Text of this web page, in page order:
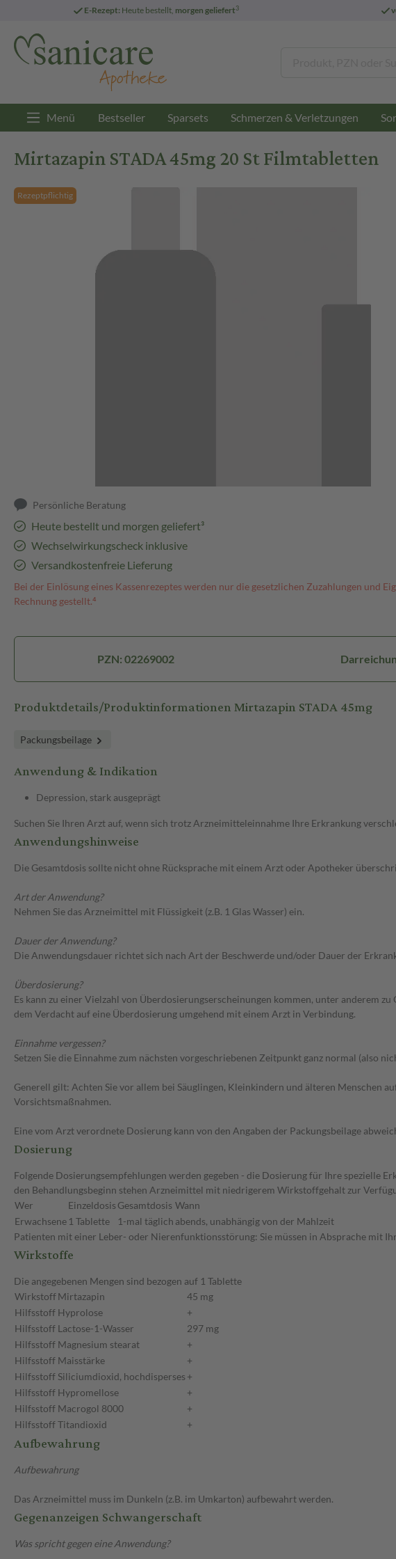
E-Rezept: Heute bestellt, morgen geliefert3
Menü Bestseller Sparsets Schmerzen & Verletzungen
Mirtazapin STADA 45mg 20 St Filmtabletten
Rezeptpflichtig
Persönliche Beratung
Heute bestellt und morgen geliefert³
Wechselwirkungscheck inklusive
Versandkostenfreie Lieferung
Bei der Einlösung eines Kassenrezeptes werden nur die gesetzlichen Zuzahlungen und
Rechnung gestellt.⁴
PZN: 02269002
Produktdetails/Produktinformationen Mirtazapin STADA 45mg
Packungsbeilage
Anwendung & Indikation
Depression, stark ausgeprägt
Suchen Sie Ihren Arzt auf, wenn sich trotz Arzneimitteleinnahme Ihre Erkrankung
Anwendungshinweise
Die Gesamtdosis sollte nicht ohne Rücksprache mit einem Arzt oder Apotheker
Art der Anwendung?
Nehmen Sie das Arzneimittel mit Flüssigkeit (z.B. 1 Glas Wasser) ein.
Dauer der Anwendung?
Die Anwendungsdauer richtet sich nach Art der Beschwerde und/oder Dauer der
Überdosierung?
Es kann zu einer Vielzahl von Überdosierungserscheinungen kommen, unter anderem
dem Verdacht auf eine Überdosierung umgehend mit einem Arzt in Verbindung.
Einnahme vergessen?
Setzen Sie die Einnahme zum nächsten vorgeschriebenen Zeitpunkt ganz normal (also
Generell gilt: Achten Sie vor allem bei Säuglingen, Kleinkindern und älteren Menschen
Vorsichtsmaßnahmen.
Eine vom Arzt verordnete Dosierung kann von den Angaben der Packungsbeilage
Dosierung
Folgende Dosierungsempfehlungen werden gegeben - die Dosierung für Ihre spezielle
den Behandlungsbeginn stehen Arzneimittel mit niedrigerem Wirkstoffgehalt zur
Wer
Einzeldosis Gesamtdosis Wann
Erwachsene 1 Tablette 1-mal täglich abends, unabhängig von der Mahlzeit
Patienten mit einer Leber- oder Nierenfunktionsstörung: Sie müssen in Absprache mit
Wirkstoffe
Die angegebenen Mengen sind bezogen auf 1 Tablette
WirkstoffMirtazapin
45 mg
Hilfsstoff Hyprolose
+
Hilfsstoff Lactose-1-Wasser
297 mg
Hilfsstoff Magnesium stearat
+
Hilfsstoff Maisstärke
+
Hilfsstoff Siliciumdioxid, hochdisperses +
Hilfsstoff Hypromellose
+
Hilfsstoff Macrogol 8000
+
HilfsstoffTitandioxid +
Aufbewahrung
Aufbewahrung
Das Arzneimittel muss im Dunkeln (z.B. im Umkarton) aufbewahrt werden.
Gegenanzeigen Schwangerschaft
Was spricht gegen eine Anwendung?